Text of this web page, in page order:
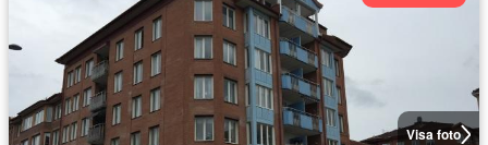
Visa foto